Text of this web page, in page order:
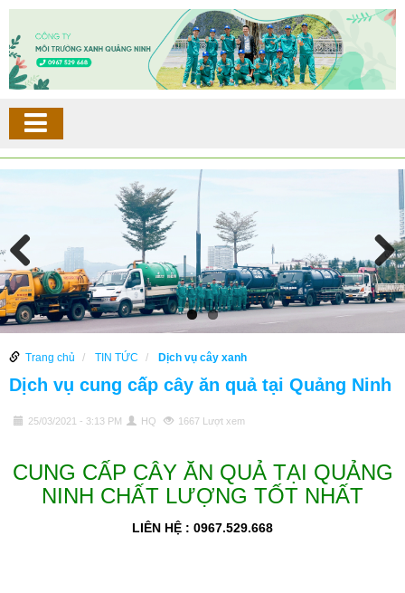
Trang chủ TIN TỨC Dịch vụ cây xanh
Dịch vụ cung cấp cây ăn quả tại Quảng Ninh
25/03/2021 - 3:13 PM HQ 1667 Lượt xem
CUNG CẤP CÂY ĂN QUẢ TẠI QUẢNG
NINH CHẤT LƯỢNG TỐT NHẤT
LIÊN HỆ : 0967.529.668